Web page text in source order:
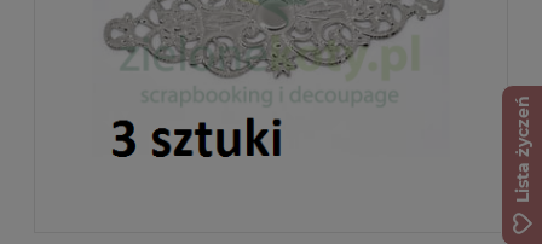
Lista życzeń